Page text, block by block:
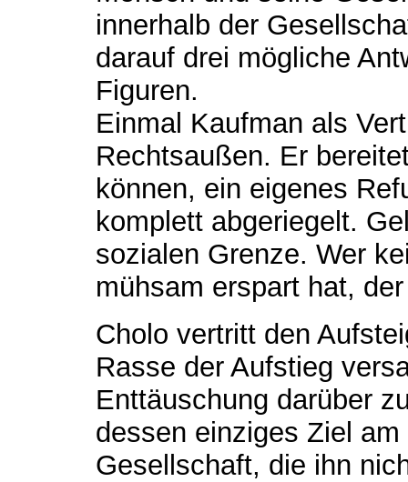
innerhalb der
darauf drei mögliche
Figuren.
Einmal Kaufman als
Rechtsaußen. Er
können, ein eigenes
komplett abgeriegelt.
sozialen Grenze. Wer
mühsam erspart hat,
Cholo vertritt den
Rasse der Aufstieg
Enttäuschung darüber
dessen einziges Ziel
Gesellschaft, die ihn